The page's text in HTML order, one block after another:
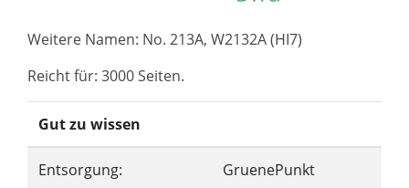
Weitere Namen: No. 213A, W2132A (HI7)
Reicht für: 3000 Seiten.
Gut zu wissen
Entsorgung: GruenePunkt